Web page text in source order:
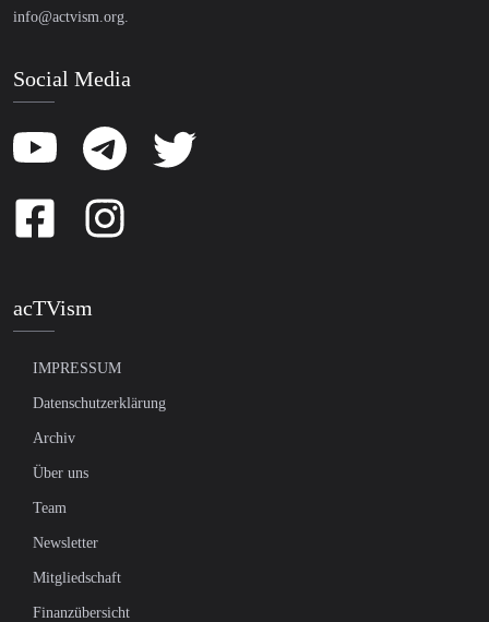
info@actvism.org
Social Media
acTVism
IMPRESSUM
Datenschutzerklärung
Archiv
Über uns
Team
Newsletter
Mitgliedschaft
Finanzübersicht